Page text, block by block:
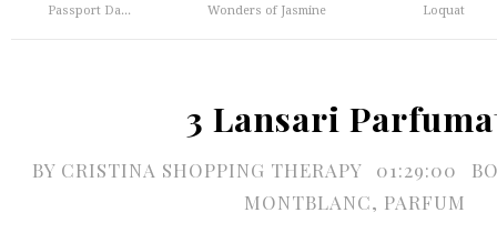
Passport Da...
Wonders of Jasmine
Loquat
3 Lansari
BY CRISTINA SHOPPING THERAPY 01:29:00
MONTBLANC, PARFUM